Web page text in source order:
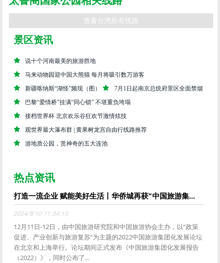
查看台湾所有线路
景区资讯
说十个河南最美的旅游胜地
马来动物园迎中国大熊猫 每月将吸引数万游客
新疆喀纳斯“湖怪”频现（图）
7月1日起南京总统府景区全面禁烟
巴黎“爱情桥”挂满“同心锁” 不堪重负垮塌
接档世界杯 北京欢乐谷狂欢节激情炫技
观世界最大瀑布群 | 黄果树龙宫自由行线路推荐
游地质公园，赏神奇的五大连池
热点资讯
打造一流企业 赋能美好生活丨华侨城再获“中国旅游集...
2024/8/10 11:34:10
12月11日-12日，由中国旅游研究院和中国旅游协会主办，以“政策
促进、产业创新与旅游复苏”为主题的2022中国旅游集团化发展论坛
在北京和上海举行。论坛期间正式发布《中国旅游集团化发展报告
（2022）》，同时公布了...